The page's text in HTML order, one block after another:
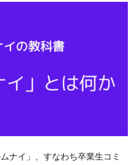
ナイ」、すなわち卒業生コミ
法務コンプライアンス
ブランディング